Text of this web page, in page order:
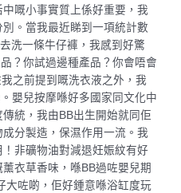
嘅小事實質上係好重要，我
。當我最近睇到一項統計數
洗一條牛仔褲，我感到好驚
？你試過邊種產品？你會唔會
之前提到嘅洗衣液之外，我
嬰兒按摩喺好多國家同文化中
統，我由BB出生開始就同佢
分製造，保濕作用一流。我
非礦物油對減退妊娠紋有好
衣草香味，喺BB過咗嬰兒期
大咗啲，佢好鍾意喺浴缸度玩